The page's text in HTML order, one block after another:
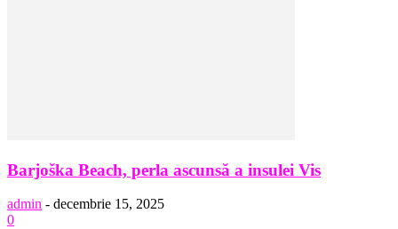
Barjoška Beach, perla ascunsă a insulei Vis
admin - decembrie 15, 2025
0